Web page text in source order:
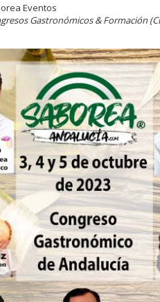
Eventos
Gastronómicos & Formación